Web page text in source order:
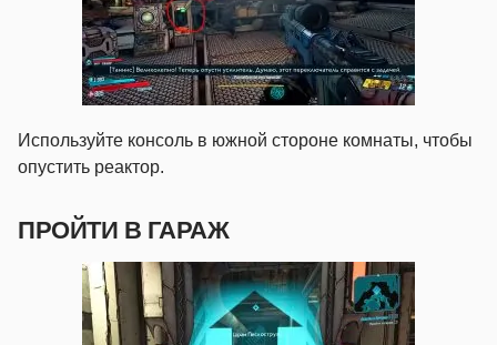
Используйте консоль в южной стороне комнаты, чтобы
опустить реактор.
ПРОЙТИ В ГАРАЖ